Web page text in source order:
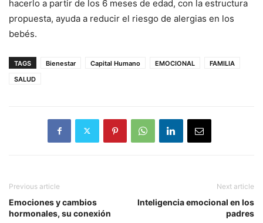
hacerlo a partir de los 6 meses de edad, con la estructura
propuesta, ayuda a reducir el riesgo de alergias en los
bebés.
TAGS Bienestar Capital Humano EMOCIONAL
FAMILIA
SALUD
Previous article
Emociones y cambios
hormonales, su conexión
Next article
Inteligencia emocional en los
padres